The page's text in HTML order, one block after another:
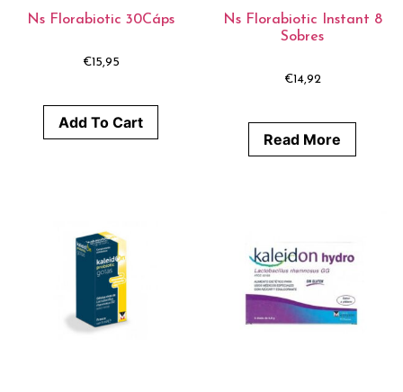
Ns Florabiotic 30Cáps
€15,95
Add To Cart
Ns Florabiotic Instant 8
Sobres
€14,92
Read More